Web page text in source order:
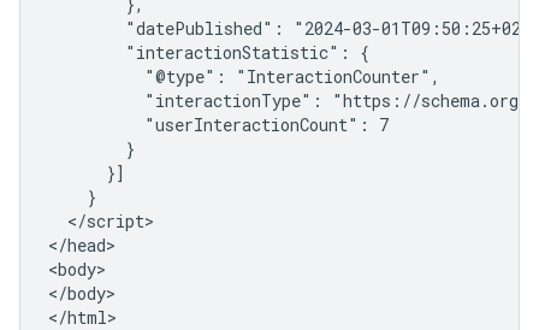
"datePublished": "2024-03-
        "interactionStatistic": {
          "@type": "InteractionCounter",
"interactionType": "https://schema.org/
          "userInteractionCount": 7
        }
      }]
    }
  </script>
</head>
<body>
</body>
</html>